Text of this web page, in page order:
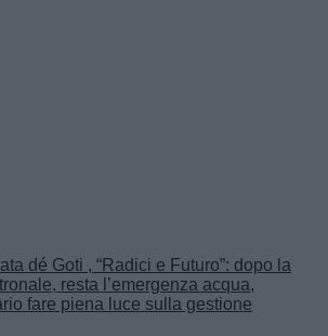
dé Goti , “Radici e Futuro”: dopo la
resta l’emergenza acqua,
fare piena luce sulla gestione